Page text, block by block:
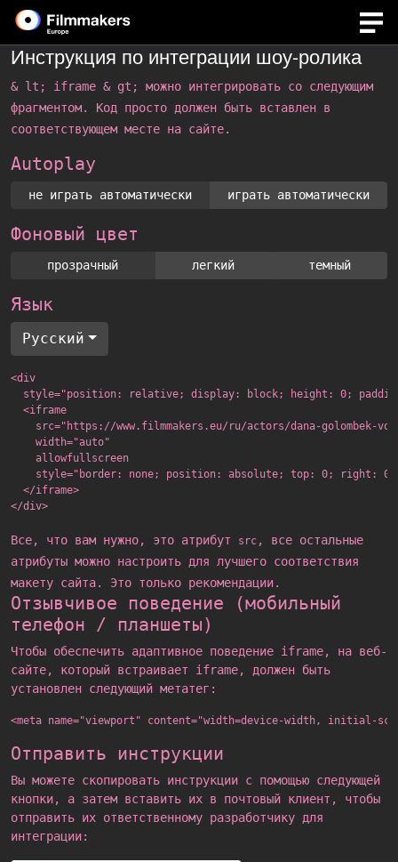
Инструкция по интеграции шоу-ролика
& lt; iframe & gt; можно интегрировать со следующим
фрагментом. Код просто должен быть вставлен в
соответствующем месте на сайте.
Autoplay
не играть автоматически играть автоматически
Фоновый цвет
прозрачный легкий темный
Язык
Русский
<div
style="position: relative; display: block; height: 0;
  <iframe
src="https://www.filmmakers.eu/ru/actors/dana-golombek-
    width="auto"
    allowfullscreen
style="border: none; position: absolute; top: 0; right:
  </iframe>
Все, что вам нужно, это атрибут src , все остальные
атрибуты можно настроить для лучшего соответствия
макету сайта. Это только рекомендации.
Отзывчивое поведение (мобильный
телефон / планшеты)
Чтобы обеспечить адаптивное поведение iframe, на веб-
сайте, который встраивает iframe, должен быть
установлен следующий метатег:
<meta name="viewport" content="width=device-width, initial-
Отправить инструкции
Вы можете скопировать инструкции с помощью следующей
кнопки, а затем вставить их в почтовый клиент, чтобы
отправить их ответственному разработчику для
интеграции: